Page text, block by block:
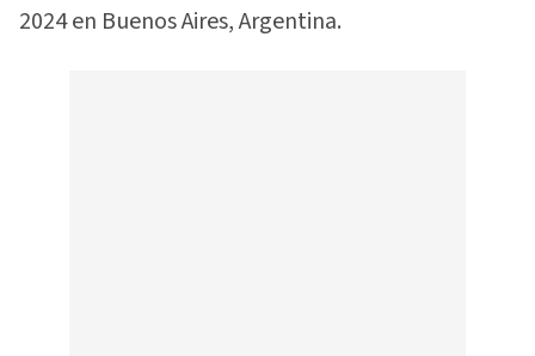
2024 en Buenos Aires, Argentina.